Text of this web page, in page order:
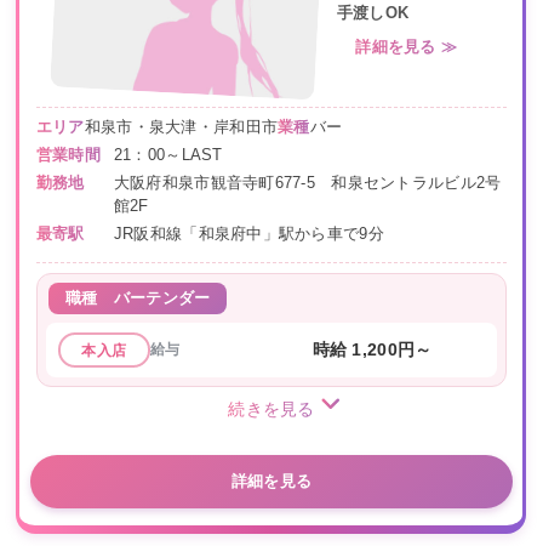
手渡しOK
詳細を見る ≫
エリア和泉市・泉大津・岸和田市業種バー
営業時間
21：00～LAST
勤務地
大阪府和泉市観音寺町677-5 和泉セントラルビル2号
館2F
最寄駅
JR阪和線「和泉府中」駅から車で9分
職種 バーテンダー
本入店 給与 時給 1,200円～
続きを見る
詳細を見る